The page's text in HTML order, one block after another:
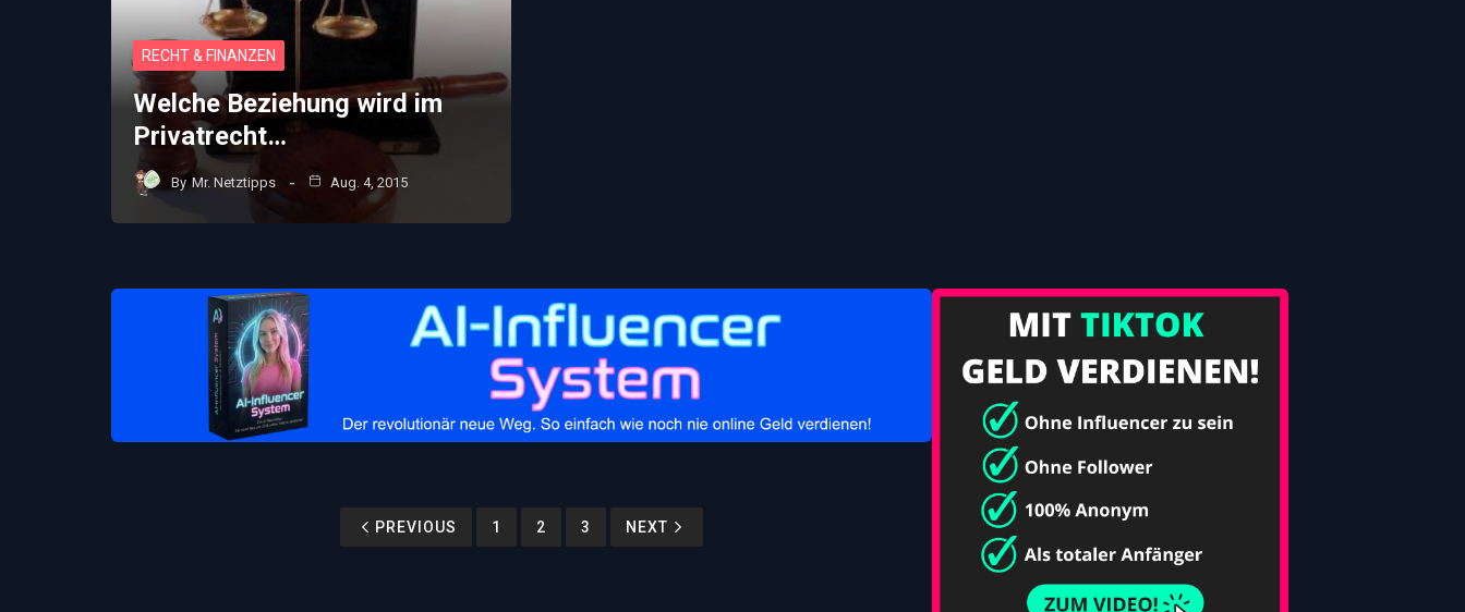
RECHT & FINANZEN
Welche Beziehung wird im
Privatrecht…
By Mr. Netztipps Aug. 4, 2015
PREVIOUS 1 2 3 NEXT